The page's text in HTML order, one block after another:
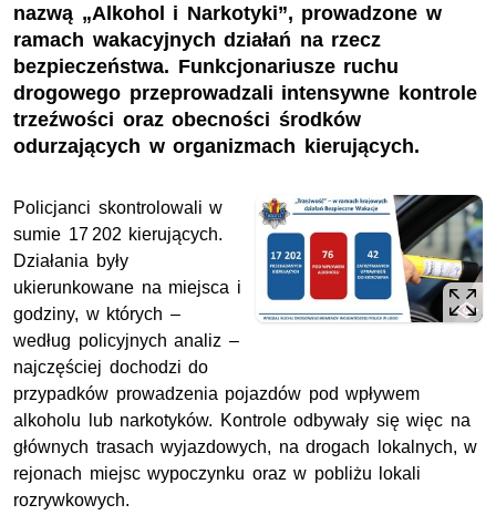
nazwą „Alkohol i Narkotyki”, prowadzone w
ramach wakacyjnych działań na rzecz
bezpieczeństwa. Funkcjonariusze ruchu
drogowego przeprowadzali intensywne kontrole
trzeźwości oraz obecności środków
odurzających w organizmach kierujących.
Policjanci skontrolowali w
sumie 17 202 kierujących.
Działania były
ukierunkowane na miejsca i
godziny, w których –
według policyjnych analiz –
najczęściej dochodzi do
przypadków prowadzenia pojazdów pod wpływem
alkoholu lub narkotyków. Kontrole odbywały się więc na
głównych trasach wyjazdowych, na drogach lokalnych, w
rejonach miejsc wypoczynku oraz w pobliżu lokali
rozrywkowych.